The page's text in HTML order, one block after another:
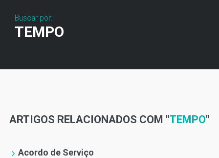
Buscar por:
TEMPO
ARTIGOS RELACIONADOS COM "TEMPO"
Acordo de Serviço